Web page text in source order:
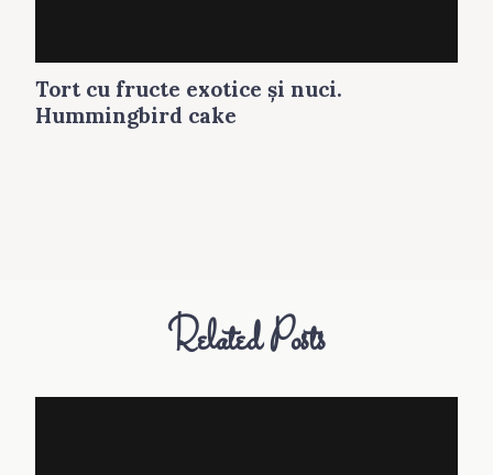
Tort cu fructe exotice şi nuci.
Hummingbird cake
Related Posts